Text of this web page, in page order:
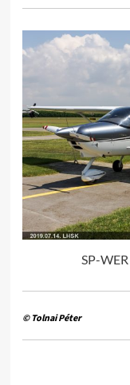
SP-
© Tolnai Péter